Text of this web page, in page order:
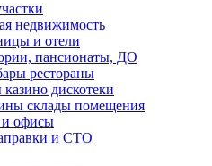
недвижимость
и отели
пансионаты, ДО
рестораны
дискотеки
склады помещения
и офисы
и СТО